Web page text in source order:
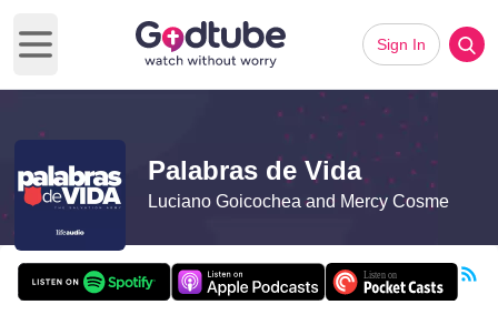
Open main menu
Sign In
Palabras de Vida
Luciano Goicochea and Mercy Cosme